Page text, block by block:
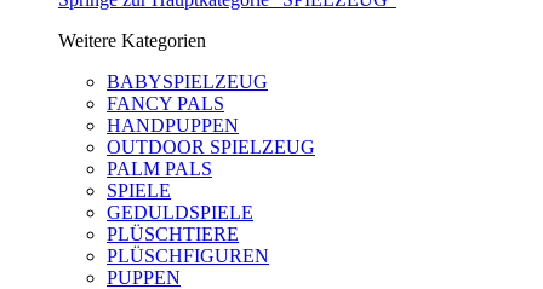
Weitere Kategorien
BABYSPIELZEUG
FANCY PALS
HANDPUPPEN
OUTDOOR SPIELZEUG
PALM PALS
SPIELE
GEDULDSPIELE
PLÜSCHTIERE
PLÜSCHFIGUREN
PUPPEN